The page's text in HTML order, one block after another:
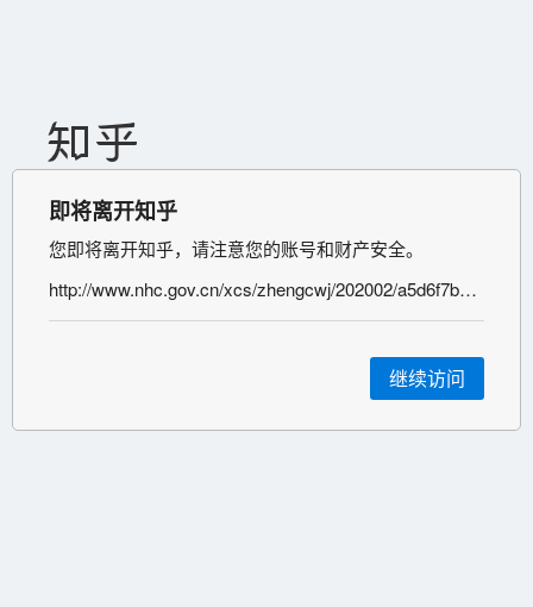
即将离开知乎
您即将离开知乎，请注意您的账号和财产安全。
http://www.nhc.gov.cn/xcs/zhengcwj/202002/a5d6f7b8c48c451c87dba14889b30147/files/3514cb996ae24e2faf65953b4ecd0df4.pdf
继续访问